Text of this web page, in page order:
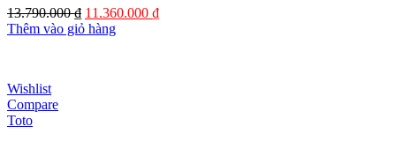
13.790.000₫ Giá
gốc
11.360.000 ₫Giá
Thêm vào giỏ hàng
Wishlist
Compare
Toto